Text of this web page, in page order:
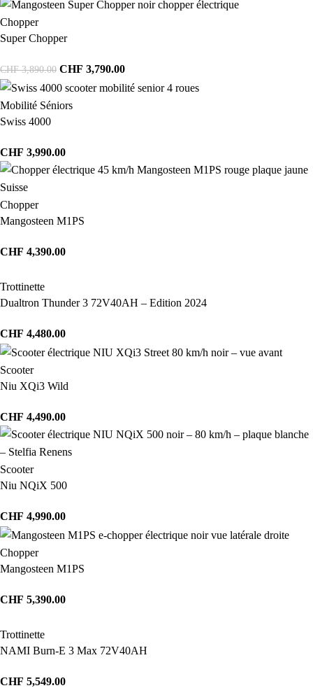
Chopper
Super Chopper
CHF3,890.00 CHF 3,790.00
Mobilité Séniors
Swiss 4000
CHF 3,990.00
Chopper
Mangosteen M1PS
CHF 4,390.00
Trottinette
Dualtron Thunder 3 72V40AH – Edition 2024
CHF 4,480.00
Scooter
Niu XQi3 Wild
CHF 4,490.00
Scooter
Niu NQiX 500
CHF 4,990.00
Chopper
Mangosteen M1PS
CHF 5,390.00
Trottinette
NAMI Burn-E 3 Max 72V40AH
CHF 5,549.00